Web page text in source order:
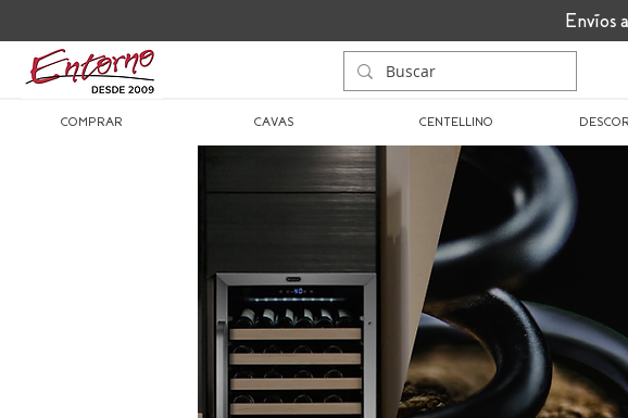
Envíos
COMPRAR CAVAS CENTELLINO